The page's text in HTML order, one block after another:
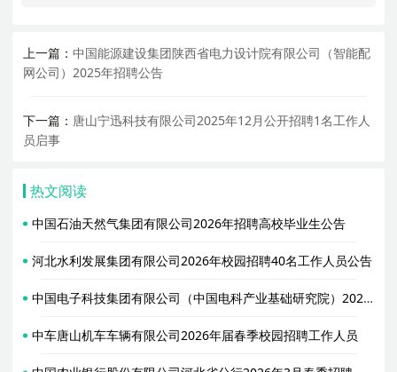
上一篇：中国能源建设集团陕西省电力设计院有限公司（智能配
网公司）2025年招聘公告
下一篇： 唐山宁迅科技有限公司2025年12月公开招聘1名工作人
员启事
热文阅读
中国石油天然气集团有限公司2026年招聘高校毕业生公告
河北水利发展集团有限公司2026年校园招聘40名工作人员公告
中国电子科技集团有限公司（中国电科产业基础研究院）2026届春季校园招聘信息
中车唐山机车车辆有限公司2026年届春季校园招聘工作人员